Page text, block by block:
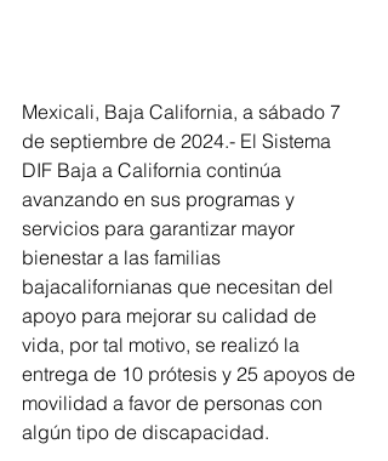
Mexicali, Baja California, a sábado 7
de septiembre de 2024.- El Sistema
DIF Baja a California continúa
avanzando en sus programas y
servicios para garantizar mayor
bienestar a las familias
bajacalifornianas que necesitan del
apoyo para mejorar su calidad de
vida, por tal motivo, se realizó la
entrega de 10 prótesis y 25 apoyos de
movilidad a favor de personas con
algún tipo de discapacidad.